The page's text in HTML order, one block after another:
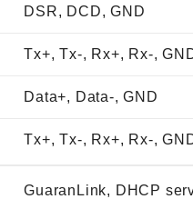
DSR, DCD, GND
Tx+, Tx-, Rx+, Rx-,
Data+, Data-, GND
Tx+, Tx-, Rx+, Rx-,
GuaranLink, DHCP